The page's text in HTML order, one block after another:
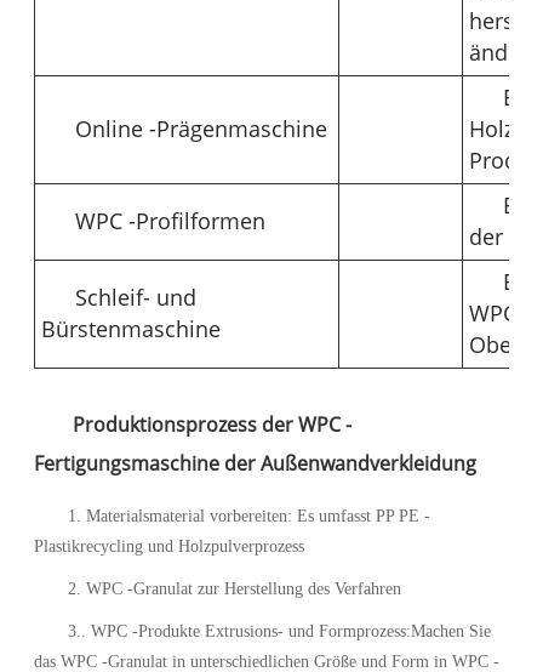
ändern
Online -Prägenmaschine
Es
WPC -Profilformen
Es
der
Schleif- und
Bürstenmaschine
Es
WPC -
Produktionsprozess der WPC -
Fertigungsmaschine der Außenwandverkleidung
1. Materialsmaterial vorbereiten: Es umfasst PP PE -
Plastikrecycling und Holzpulverprozess
2. WPC -Granulat zur Herstellung des Verfahren
3.. WPC -Produkte Extrusions- und Formprozess:Machen Sie
das WPC -Granulat in unterschiedlichen Größe und Form in WPC -